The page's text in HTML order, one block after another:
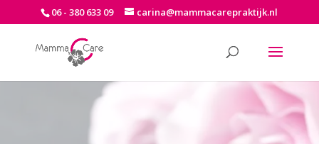
06 - 380 633 09 carina@mammacarepraktijk.nl